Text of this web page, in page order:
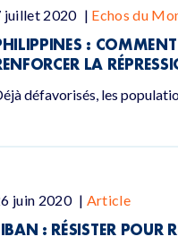
juillet 2020 | Echos du
:
LA
défavorisés, les
juin 2020 | Article
: RÉSISTER POUR